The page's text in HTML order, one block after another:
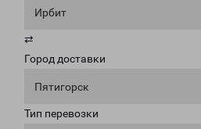
Ирбит
⇄
Город доставки
Пятигорск
Тип перевозки